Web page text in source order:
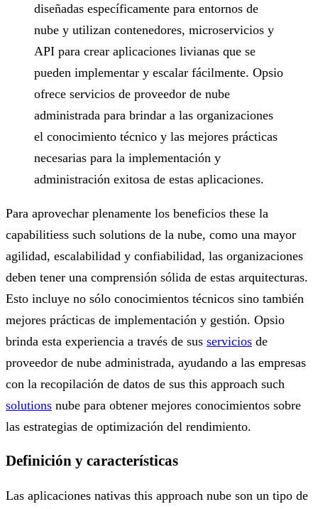
diseñadas específicamente para entornos de
nube y utilizan contenedores, microservicios y
API para crear aplicaciones livianas que se
pueden implementar y escalar fácilmente. Opsio
ofrece servicios de proveedor de nube
administrada para brindar a las organizaciones
el conocimiento técnico y las mejores prácticas
necesarias para la implementación y
administración exitosa de estas aplicaciones.
Para aprovechar plenamente los beneficios these la
capabilitiess such solutions de la nube, como una mayor
agilidad, escalabilidad y confiabilidad, las organizaciones
deben tener una comprensión sólida de estas arquitecturas.
Esto incluye no sólo conocimientos técnicos sino también
mejores prácticas de implementación y gestión. Opsio
brinda esta experiencia a través de sus servicios de
proveedor de nube administrada, ayudando a las empresas
con la recopilación de datos de sus this approach such
solutions nube para obtener mejores conocimientos sobre
las estrategias de optimización del rendimiento.
Definición y características
Las aplicaciones nativas this approach nube son un tipo de